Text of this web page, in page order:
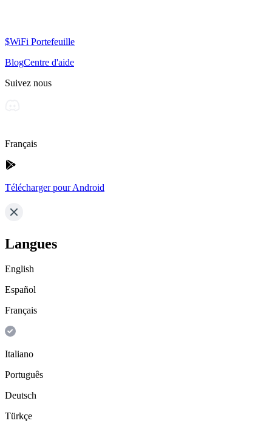
$WiFi Portefeuille
BlogCentre d'aide
Suivez nous
Français
Télécharger pour Android
Langues
English
Español
Français
Italiano
Português
Deutsch
Türkçe